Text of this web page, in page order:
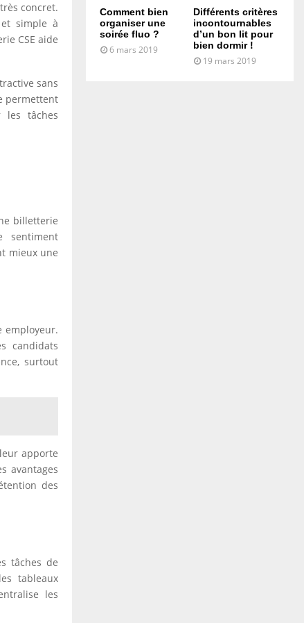
concret.
et simple à
CSE aide
sans
permettent
les tâches
billetterie
sentiment
mieux une
employeur.
candidats
surtout
apporte
avantages
des
tâches de
tableaux
les
Comment bien
organiser une
soirée fluo ?
6 mars 2019
Différents critères
incontournables
d’un bon lit pour
bien dormir !
19 mars 2019